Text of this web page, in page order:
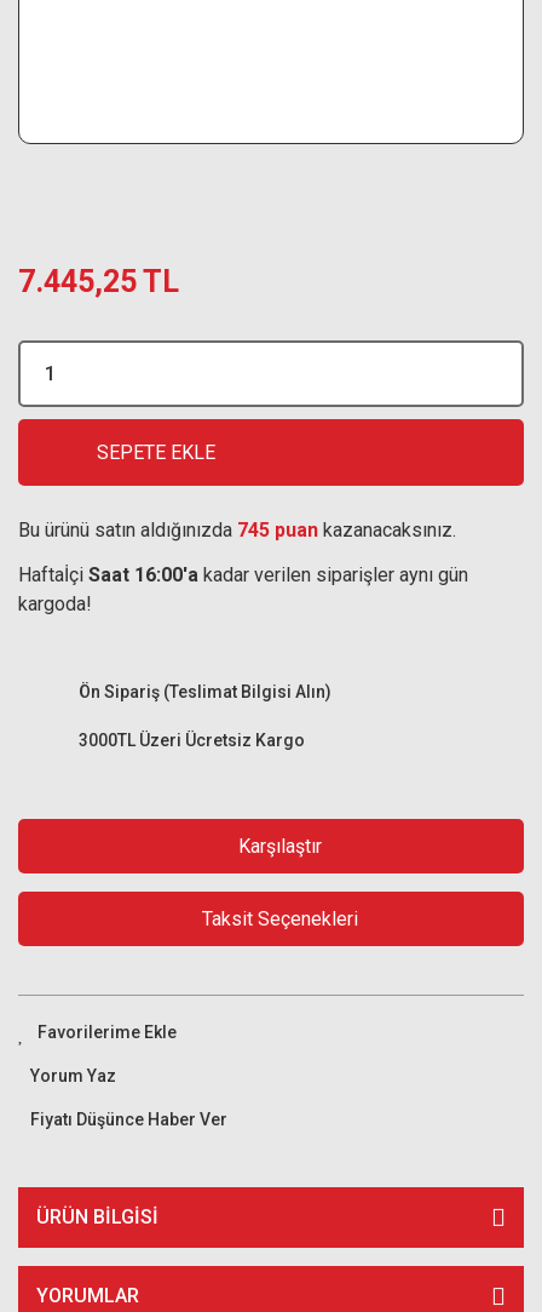
7.445,25 TL
SEPETE EKLE
Bu ürünü satın aldığınızda 745 puan kazanacaksınız.
Haftaİçi Saat 16:00'a kadar verilen siparişler aynı gün
kargoda!
3000TL Üzeri Ücretsiz Kargo
Ön Sipariş (Teslimat Bilgisi Alın)
Karşılaştır
Taksit Seçenekleri
Yorum Yaz
Fiyatı Düşünce Haber Ver
ÜRÜN BILGISI
YORUMLAR